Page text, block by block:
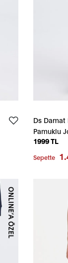
Ds Damat
Pamuklu
1999 TL
Sepette